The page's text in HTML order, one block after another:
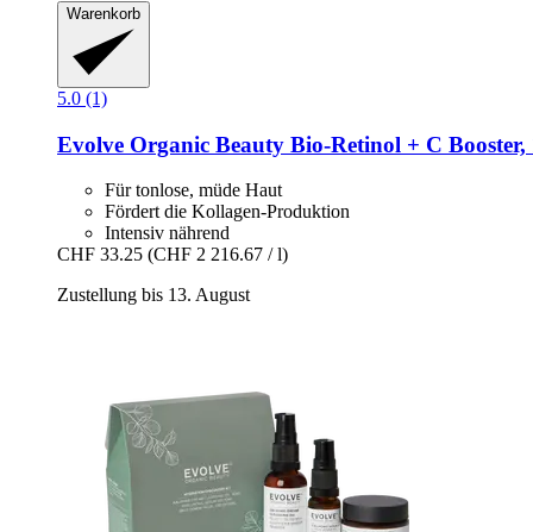
Warenkorb
5.0 (1)
Evolve Organic Beauty Bio-​Retinol + C Booster,
Für tonlose, müde Haut
Fördert die Kollagen-Produktion
Intensiv nährend
CHF 33.25 (CHF 2 216.67 / l)
Zustellung bis 13. August